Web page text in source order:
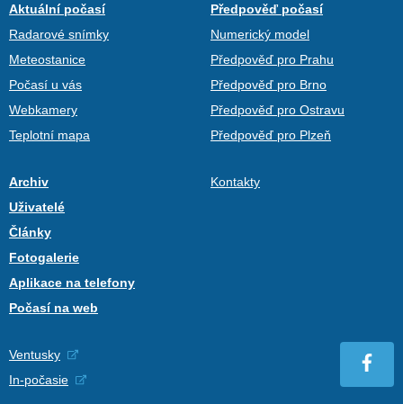
Aktuální počasí
Radarové snímky
Meteostanice
Počasí u vás
Webkamery
Teplotní mapa
Předpověď počasí
Numerický model
Předpověď pro Prahu
Předpověď pro Brno
Předpověď pro Ostravu
Předpověď pro Plzeň
Archiv
Uživatelé
Články
Fotogalerie
Aplikace na telefony
Počasí na web
Kontakty
Ventusky
In-počasie